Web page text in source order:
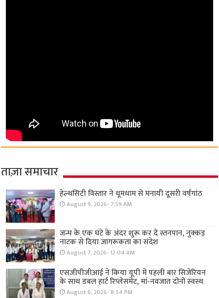
ताज़ा समाचार
हेल्थसिटी विस्तार ने धूमधाम से मनायी दूसरी वर्षगांठ
August 9, 2026- 7:59 AM
जन्म के एक घंटे के अंदर शुरू कर दें स्तनपान, नुक्कड़
नाटक से दिया जागरूकता का संदेश
August 7, 2026- 12:04 AM
एसजीपीजीआई ने किया यूपी में पहली बार सिजेरियन
के साथ डबल हार्ट रिप्लेसमेंट, मां-नवजात दोनों स्वस्थ
August 6, 2026- 8:54 PM